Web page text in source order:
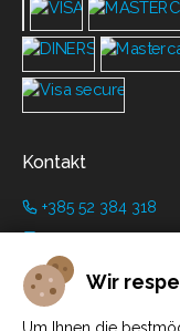
Wir
Kontakt
+385 52 384 318